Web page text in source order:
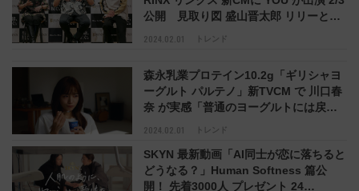
2024.02.01 トレンド
公開 見取り図 盛山晋太郎 リリーとい
2024.02.01 トレンド
森永乳業プロテイン10.2g「ギリシャヨ
ーグルト パルテノ」新TVCM で 川口春
奈 が実感「普通のヨーグルトには戻れ
テイン10.2g 含有
SKYN 最新動画「AI同士が恋に落ちると
どうなる？」Human Softness 篇公
開！ 先着3000人 プレゼント 24